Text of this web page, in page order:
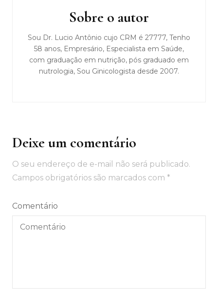
Sobre o autor
Sou Dr. Lucio Antônio cujo CRM é 27777, Tenho
58 anos, Empresário, Especialista em Saúde,
com graduação em nutrição, pós graduado em
nutrologia, Sou Ginicologista desde 2007.
Deixe um comentário
O seu endereço de e-mail não será publicado.
Campos obrigatórios são marcados com *
Comentário